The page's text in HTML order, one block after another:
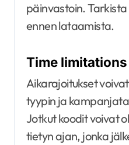
päinvastoin.
ennen lataamista.
Time
Aikarajoitukset
tyypin ja
Jotkut koodit voivat
tietyn ajan, jonka